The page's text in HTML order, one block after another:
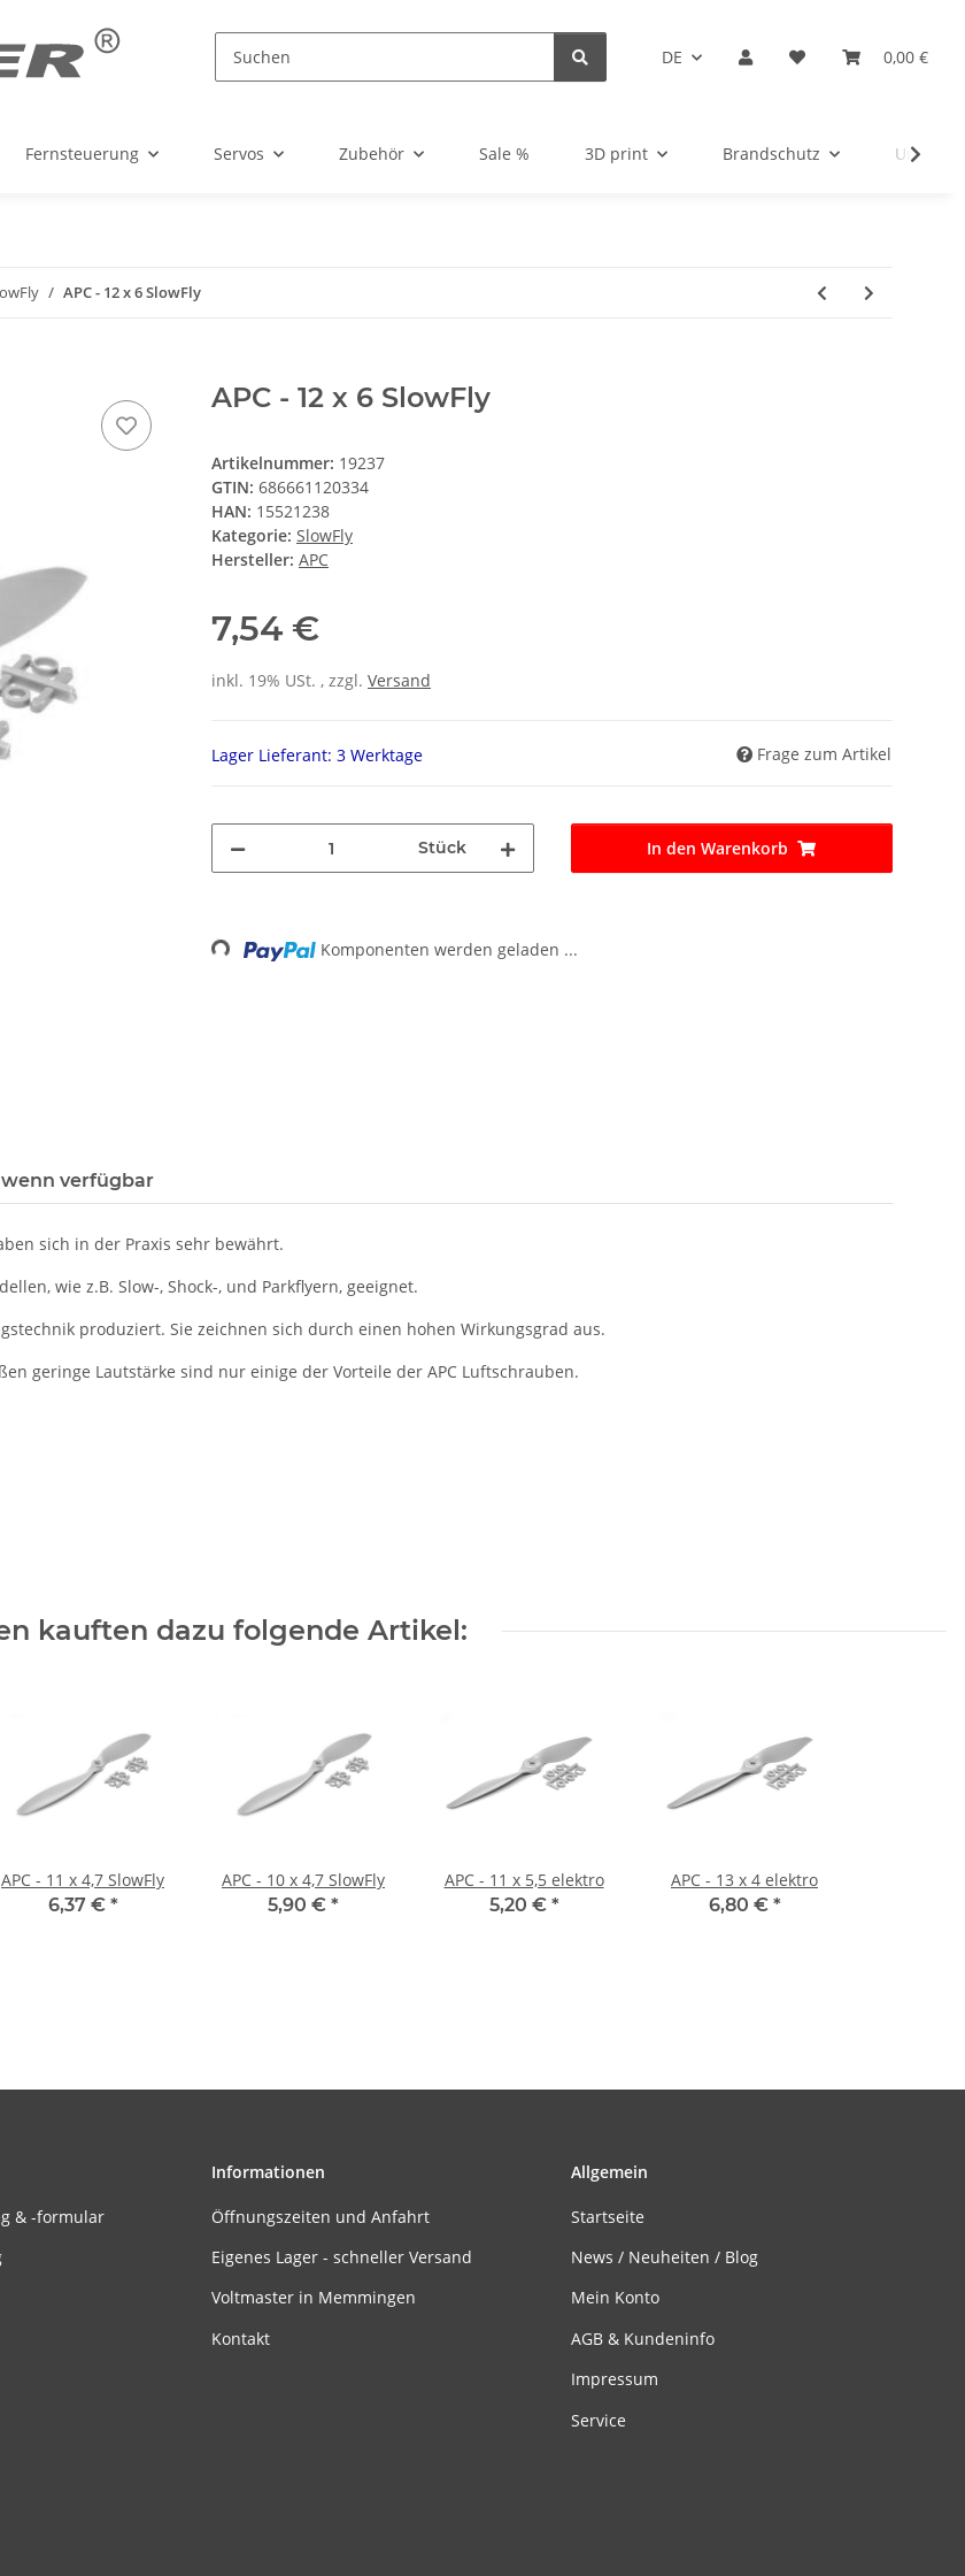
DE 0,00 €
Fernsteuerung Servos Zubehör Sale % 3D print Brandschutz
APC - 12 x 6 SlowFly
APC - 12 x 6 SlowFly
Artikelnummer: 19237
GTIN: 686661120334
HAN: 15521238
Kategorie: SlowFly
Hersteller: APC
7,54 €
inkl. 19% USt. , zzgl. Versand
Lager Lieferant: 3 Werktage Frage zum Artikel
Stück In den Warenkorb
Loading... Komponenten werden geladen ...
verfügbar
sich in der Praxis sehr bewährt.
wie z.B. Slow-, Shock-, und Parkflyern, geeignet.
produziert. Sie zeichnen sich durch einen hohen Wirkungsgrad aus.
geringe Lautstärke sind nur einige der Vorteile der APC Luftschrauben.
kauften dazu folgende Artikel:
APC - 11 x 4,7 SlowFly
6,37 € *
APC - 10 x 4,7 SlowFly
5,90 € *
APC - 11 x 5,5 elektro
5,20 € *
APC - 13 x 4 elektro
6,80 € *
& -formular
Informationen
Öffnungszeiten und Anfahrt
Eigenes Lager - schneller Versand
Voltmaster in Memmingen
Kontakt
Allgemein
Startseite
News / Neuheiten / Blog
Mein Konto
AGB & Kundeninfo
Impressum
Service